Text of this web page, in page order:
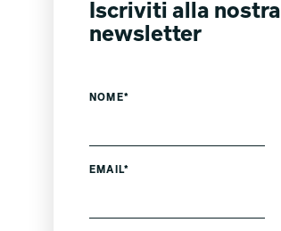
Iscriviti alla nostra
newsletter
NOME*
EMAIL*